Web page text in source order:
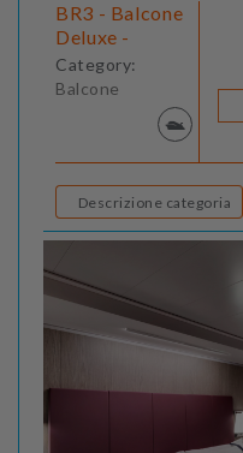
BR3 - Balcone
Deluxe -
Category:
Balcone
Descrizione categoria